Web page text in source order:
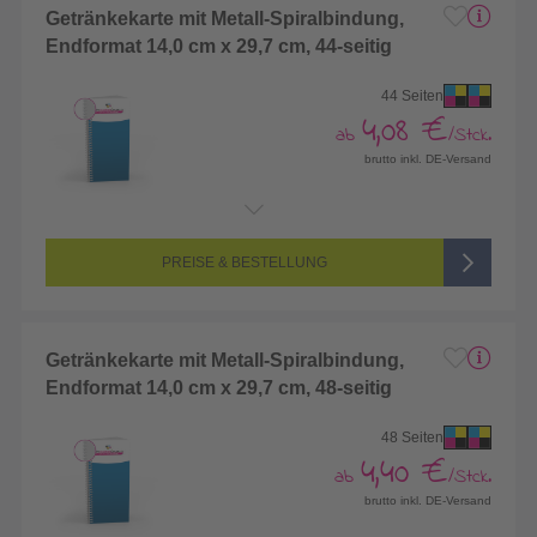
Getränkekarte mit Metall-Spiralbindung,
Endformat 14,0 cm x 29,7 cm, 44-seitig
44 Seiten
ab 4,08 €/Stck.
brutto inkl. DE-Versand
Seitenanzahl: 44-seitig (Vorderseite und Rückseite bedruckt)
4/4-farbig CMYK (vollfarbig bedruckt)
PREISE & BESTELLUNG
Getränkekarte mit Metall-Spiralbindung,
Endformat 14,0 cm x 29,7 cm, 48-seitig
48 Seiten
ab 4,40 €/Stck.
brutto inkl. DE-Versand